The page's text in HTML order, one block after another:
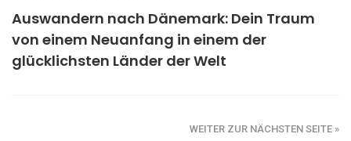
Auswandern nach Dänemark: Dein Traum
von einem Neuanfang in einem der
glücklichsten Länder der Welt
WEITER ZUR NÄCHSTEN SEITE »